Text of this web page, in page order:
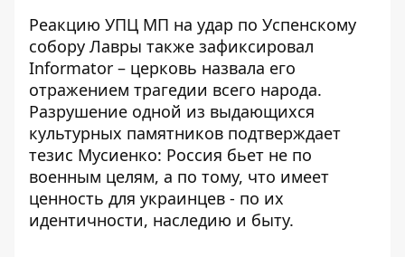
Реакцию УПЦ МП на удар по Успенскому
собору Лавры также зафиксировал
Informator – церковь назвала его
отражением трагедии всего народа.
Разрушение одной из выдающихся
культурных памятников подтверждает
тезис Мусиенко: Россия бьет не по
военным целям, а по тому, что имеет
ценность для украинцев - по их
идентичности, наследию и быту.